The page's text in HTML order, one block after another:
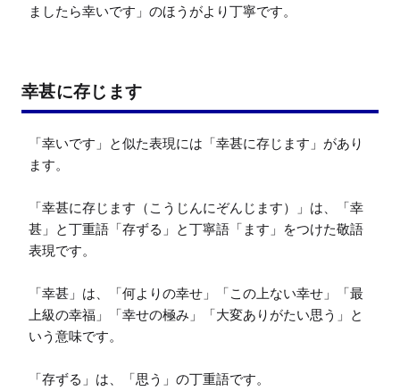
ましたら幸いです」のほうがより丁寧です。
幸甚に存じます
「幸いです」と似た表現には「幸甚に存じます」があり
ます。
「幸甚に存じます（こうじんにぞんじます）」は、「幸
甚」と丁重語「存ずる」と丁寧語「ます」をつけた敬語
表現です。
「幸甚」は、「何よりの幸せ」「この上ない幸せ」「最
上級の幸福」「幸せの極み」「大変ありがたい思う」と
いう意味です。
「存ずる」は、「思う」の丁重語です。